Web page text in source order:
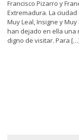
Francisco Pizarro y
Extremadura. La
Muy Leal, Insigne y
han dejado en ella una
digno de visitar. Para